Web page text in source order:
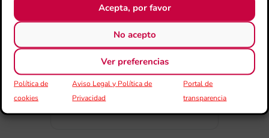
Acepta, por favor
No acepto
Ver preferencias
Política de
cookies
Aviso Legal y Política de
Privacidad
Portal de
transparencia
+ Afegir a Google Calendar
Exportar + iCal / Outlook